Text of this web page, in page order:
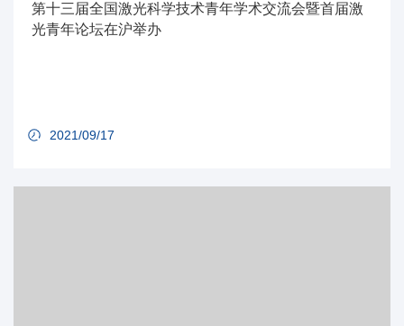
第十三届全国激光科学技术青年学术交流会暨首届激
光青年论坛在沪举办
2021/09/17